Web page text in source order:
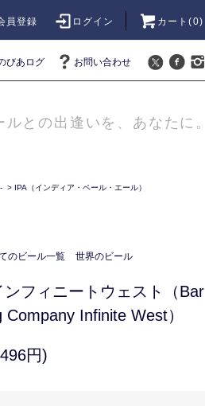
員登録 ログイン カート(0)
びあログ お問い合わせ
との出逢いを、あなたに。
> IPA（インディア・ペール・エール）
のビール一覧 世界のビール
フィニートウェスト（Bar
Infinite West）
円)